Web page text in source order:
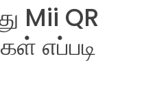
Mii QR
எப்படி